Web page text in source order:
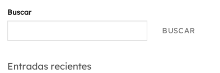
Buscar
BUSCAR
Entradas recientes